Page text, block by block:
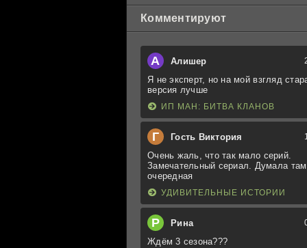
Комментируют
А Алишер
Я не эксперт, но на мой взгляд
версия лучше
ИП МАН: БИТВА КЛАНОВ
Г Гость Виктория
Очень жаль, что так мало серий.
Замечательный сериал. Думала там
очередная
УДИВИТЕЛЬНЫЕ ИСТОРИИ
Р Рина
Ждём 3 сезона???